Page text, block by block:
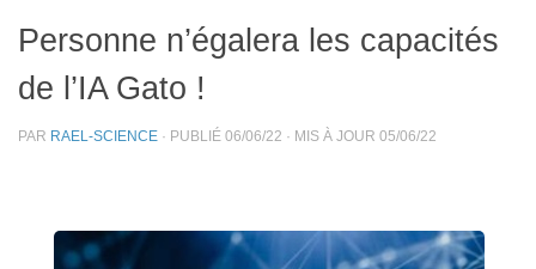
Personne n’égalera les capacités
de l’IA Gato !
PAR RAEL-SCIENCE · PUBLIÉ 06/06/22 · MIS À JOUR 05/06/22